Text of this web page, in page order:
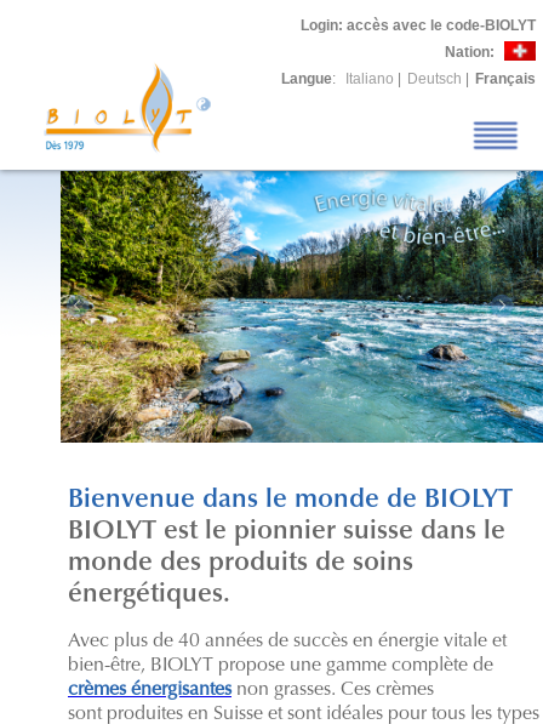
Login: accès avec le code-BIOLYT
Nation:
Langue: Italiano Deutsch Français
Bienvenue dans le monde de BIOLYT
BIOLYT est le pionnier suisse dans le
monde des produits de soins
énergétiques.
Avec plus de 40 années de succès en énergie vitale et
bien-être, BIOLYT propose une gamme complète de
crèmes énergisantesnon grasses. Ces crèmes
sont produites en Suisse et sont idéales pour tous les types